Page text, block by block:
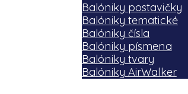
Balóniky postavičky
Balóniky tematické
Balóniky čísla
Balóniky písmena
Balóniky tvary
Balóniky AirWalker